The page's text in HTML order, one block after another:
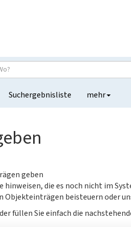
Suchergebnisliste mehr
geben
die es noch nicht im
beisteuern oder
füllen Sie einfach die